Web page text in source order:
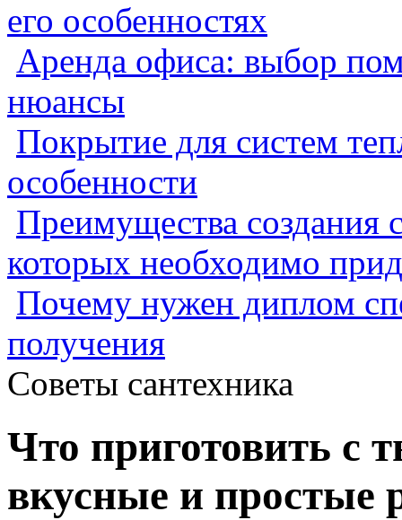
его особенностях
Аренда офиса: выбор
нюансы
Покрытие для систем
особенности
Преимущества создания
которых необходимо
Почему нужен диплом
получения
Советы сантехника
Что приготовить с
вкусные и простые